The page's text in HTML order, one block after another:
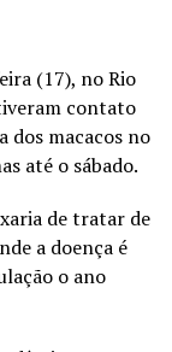
(17), no Rio
contato
dos macacos no
até o sábado.
de tratar de
a doença é
o ano